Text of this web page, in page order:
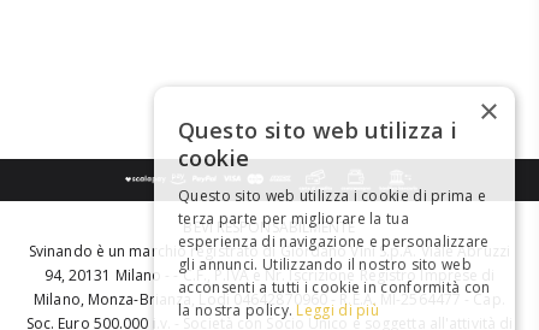
BEVI RESPONSABILMENTE
Svinando è un marchio registrato di Giordano Vini S.p.A. Viale Abruzzi
94, 20131 Milano - - C.F., P.IVA e Nr. Iscrizione Registro Imprese di
Milano, Monza-Brianza, Lodi 04642870960 - R.E.A. MI-2564477 - Cap.
Soc. Euro 500.000 i.v. - Società con Socio Unico e soggetta all'attività di
×
Questo sito web utilizza i
cookie
Questo sito web utilizza i cookie di prima e
terza parte per migliorare la tua
esperienza di navigazione e personalizzare
gli annunci. Utilizzando il nostro sito web
acconsenti a tutti i cookie in conformità con
la nostra policy. Leggi di più